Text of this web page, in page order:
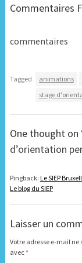
Commentaires
commentaires
Tagged animations
stage
One thought on
d’orientation
Pingback: Le SIEP
Le blog du SIEP
Laisser un
Votre adresse e-mail ne
avec*